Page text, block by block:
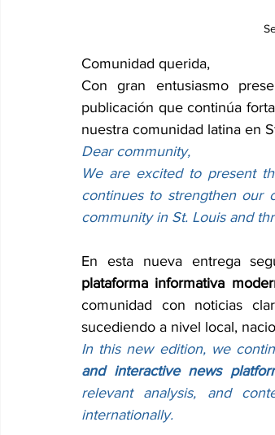
Comunidad querida,
Con gran entusiasmo
publicación que continúa
nuestra comunidad latina en
Dear community,
We are excited to present
continues to strengthen our
community in St. Louis and
plataforma informativa
comunidad con noticias
sucediendo a nivel local,
In this new edition, we
and interactive news
relevant analysis, and
internationally.